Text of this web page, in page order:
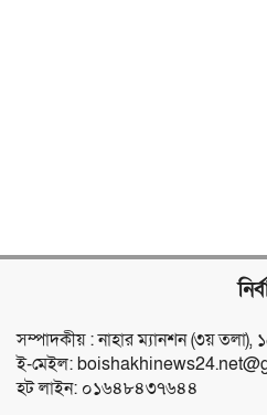
সম্পাদকীয় : নাহার ম্যানশন (৩য় তলা),
ই-মেইল:
হট লাইন: ০১৬৪৮৪৩৭৬৪৪